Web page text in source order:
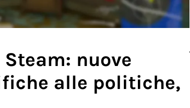
nuove
alle politiche,